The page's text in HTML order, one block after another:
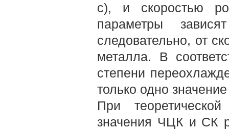
с), и скоростью
параметры
следовательно, от
металла. В
степени
только одно
При
значения ЧЦК и СК